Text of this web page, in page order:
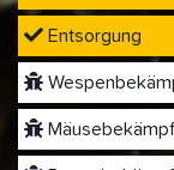
Entsorgung